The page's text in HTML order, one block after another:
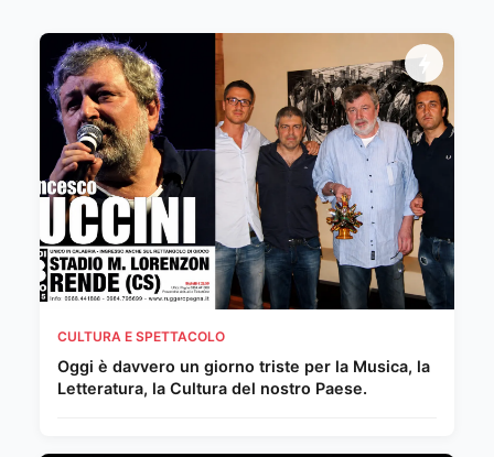
CULTURA E SPETTACOLO
Oggi è davvero un giorno triste per la Musica, la
Letteratura, la Cultura del nostro Paese.